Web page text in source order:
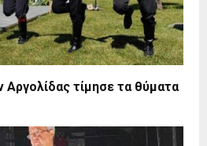
τίμησε τα θύματα